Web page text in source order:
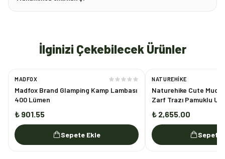
İlginizi Çekebilecek Ürünler
MADFOX
Madfox Brand Glamping Kamp Lambası
400 Lümen
₺ 901.55
Sepete Ekle
NATUREHIKE
Naturehike Cute Mud
Zarf Trazı Pamuklu
₺ 2,655.00
Sepete